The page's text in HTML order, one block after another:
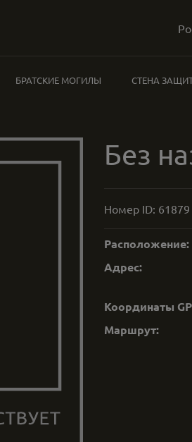
БРАТСКИЕ МОГИЛЫ СТЕНА
Без
Номер ID: 61879
Расположение:
Адрес:
Координаты
Маршрут: